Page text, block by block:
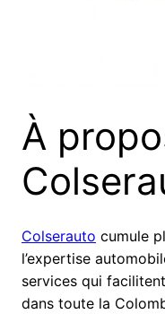
À
Colserauto cumule
l’expertise
services qui
dans toute la